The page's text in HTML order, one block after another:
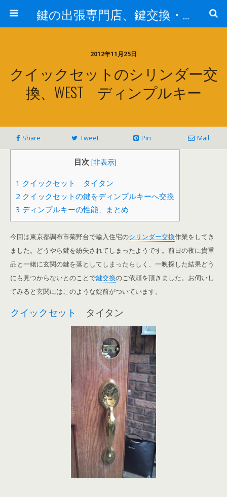
鍵の出張専門店、鍵交換・修理が格安料金/東京・埼玉・さいたま市
2012年11月25日
クイックセットのシリンダー交
換、WEST ディンプルキー
Share Tweet Pin Mail
目次 [非表示]
1 クイックセット タイタン
2 クイックセットの鍵をディンプルキーへ交換
3 ディンプルキーの性能、まとめ
今回は東京都調布市菊野台で輸入住宅のシリンダー交換作業をしてき
ました。どうやら鍵を紛失されてしまったようです。 前日の夜に貴重
品と一緒に玄関の鍵を落としてしまったらしく、一晩探した結果どう
にも見つからないとのことで鍵交換のご依頼を頂きました。お伺いし
てみると玄関にはこのような錠前がついています。
クイックセット タイタン